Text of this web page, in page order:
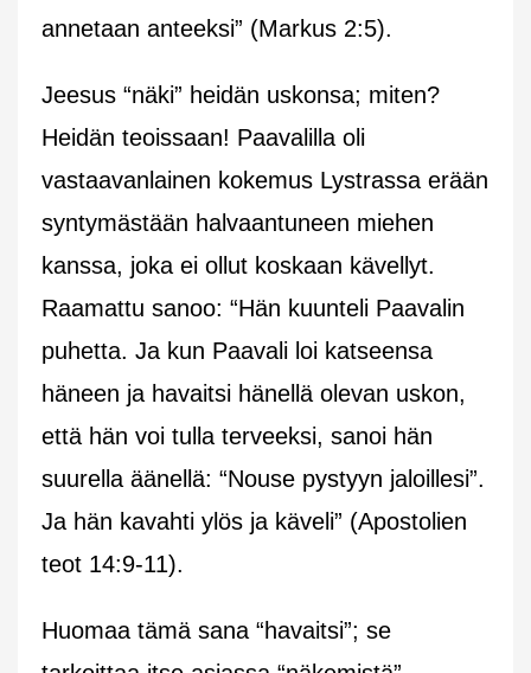
annetaan anteeksi” (Markus 2:5).
Jeesus “näki” heidän uskonsa; miten?
Heidän teoissaan! Paavalilla oli
vastaavanlainen kokemus Lystrassa erään
syntymästään halvaantuneen miehen
kanssa, joka ei ollut koskaan kävellyt.
Raamattu sanoo: “Hän kuunteli Paavalin
puhetta. Ja kun Paavali loi katseensa
häneen ja havaitsi hänellä olevan uskon,
että hän voi tulla terveeksi, sanoi hän
suurella äänellä: “Nouse pystyyn jaloillesi”.
Ja hän kavahti ylös ja käveli” (Apostolien
teot 14:9-11).
Huomaa tämä sana “havaitsi”; se